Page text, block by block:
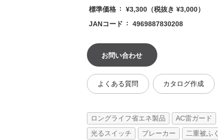
標準価格 ¥3,300 （税抜き ¥3,000）
JANコード
4969887830208
お問い合わせ
よくある質問 カタログ作成
ロングライフ省エネ製品 AC雷ガード
光るスイッチ ブレーカー 二重被ふく